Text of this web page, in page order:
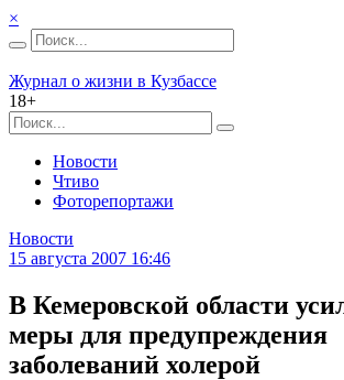
×
Журнал о жизни в Кузбассе
18+
Новости
Чтиво
Фоторепортажи
Новости
15 августа 2007 16:46
В Кемеровской области
меры для предупреждения
заболеваний холерой